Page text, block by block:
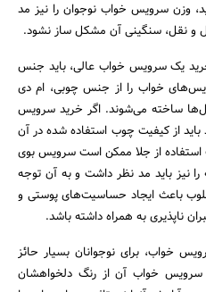
وزن سرویس خواب نوجوان را نیز مد
و نقل، سنگینی آن مشکل ساز نشود.
یک سرویس خواب عالی، باید جنس
خواب را از جنس چوبی، ام دی
ساخته می‌شوند. اگر خرید سرویس
از کیفیت چوب استفاده شده در آن
از جلا ممکن است سرویس بوی
نیز باید مد نظر داشت و به آن توجه
باعث ایجاد حساسیت‌های پوستی و
ناپذیری به همراه داشته باشد.
خواب، برای نوجوانان بسیار حائز
سرویس خواب آن از رنگ دلخواهشان